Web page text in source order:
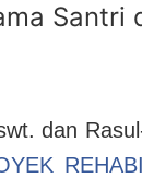
Santri
dan